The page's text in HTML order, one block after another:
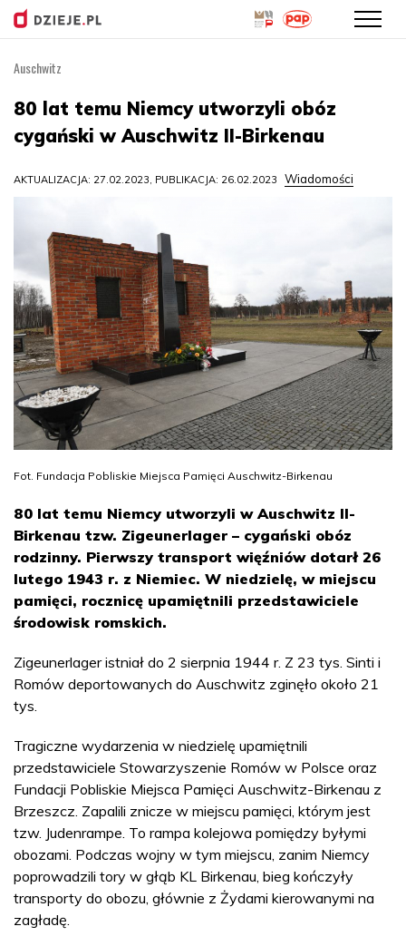
treści
Auschwitz
80 lat temu Niemcy utworzyli obóz
cygański w Auschwitz II-Birkenau
AKTUALIZACJA: 27.02.2023, PUBLIKACJA: 26.02.2023 Wiadomości
Fot. Fundacja Pobliskie Miejsca Pamięci Auschwitz-Birkenau
80 lat temu Niemcy utworzyli w Auschwitz II-
Birkenau tzw. Zigeunerlager – cygański obóz
rodzinny. Pierwszy transport więźniów dotarł 26
lutego 1943 r. z Niemiec. W niedzielę, w miejscu
pamięci, rocznicę upamiętnili przedstawiciele
środowisk romskich.
Zigeunerlager istniał do 2 sierpnia 1944 r. Z 23 tys. Sinti i
Romów deportowanych do Auschwitz zginęło około 21
tys.
Tragiczne wydarzenia w niedzielę upamiętnili
przedstawiciele Stowarzyszenie Romów w Polsce oraz
Fundacji Pobliskie Miejsca Pamięci Auschwitz-Birkenau z
Brzeszcz. Zapalili znicze w miejscu pamięci, którym jest
tzw. Judenrampe. To rampa kolejowa pomiędzy byłymi
obozami. Podczas wojny w tym miejscu, zanim Niemcy
poprowadzili tory w głąb KL Birkenau, bieg kończyły
transporty do obozu, głównie z Żydami kierowanymi na
zagładę.